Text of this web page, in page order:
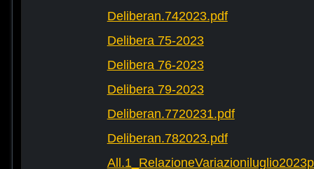
Deliberan.742023.pdf
Delibera 75-2023
Delibera 76-2023
Delibera 79-2023
Deliberan.7720231.pdf
Deliberan.782023.pdf